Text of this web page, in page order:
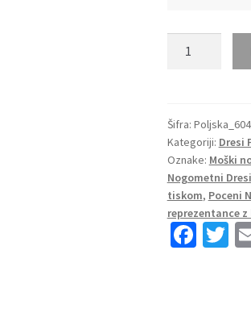
Domači
SP
2022
Kratek
Rokav
Robert
Lewandowski
Šifra:
Kategoriji: Dresi
Oznake: Moški
Nogometni Dresi
tiskom, Poceni
reprezentance
Fa T